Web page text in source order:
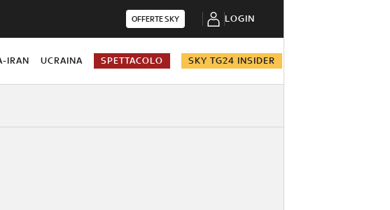
OFFERTE SKY LOGIN
IRAN UCRAINA SPETTACOLO SKY TG24 INSIDER